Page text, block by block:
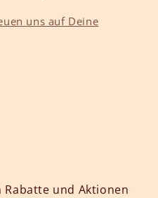
uns auf Deine
und Aktionen